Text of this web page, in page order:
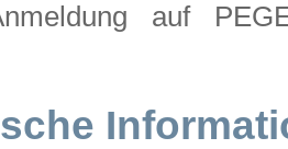
auf